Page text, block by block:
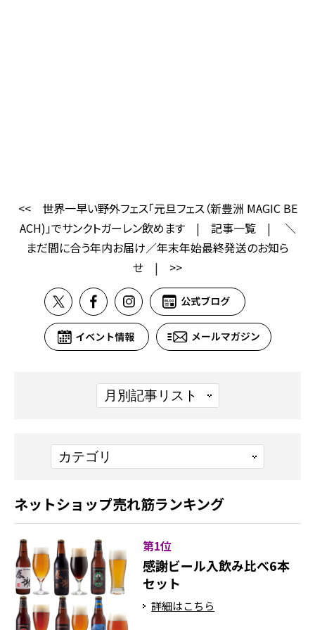
<<
世界一早い野外フェス「元旦フェス（新豊洲 MAGIC BE
ACH)」でサンクトガーレン飲めます| 記事一覧|
＼
まだ間に合う年内お届け／年末年始最終発送のお知ら
せ | >>
ネットショップ売れ筋ランキング
第1位
感謝ビール入飲み比べ6本
セット
詳細はこちら